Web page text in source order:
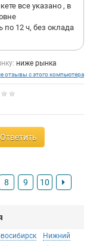
все указано , в
по 12 ч, без оклада
ниже рынка
отзывы с этого компьютера
Ответить
8 9 10
Нижний